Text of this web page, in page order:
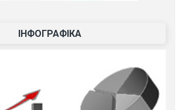
ІНФОГРАФІКА